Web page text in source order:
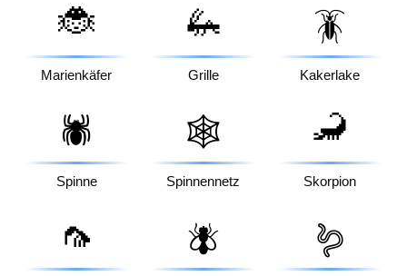
🐞
Marienkäfer
🦗
Grille
🪳
Kakerlake
🕷️
Spinne
🕸️
Spinnennetz
🦂
Skorpion
🦟 🪰 🪱